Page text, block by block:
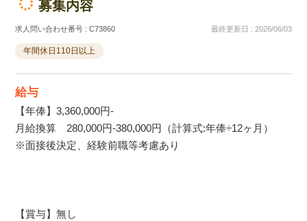
募集内容
求人問い合わせ番号 : C73860 最終更新日 : 2026/06/03
年間休日110日以上
給与
【年俸】3,360,000円‐
月給換算 280,000円‐380,000円（計算式:年俸÷12ヶ月）
※面接後決定、経験前職等考慮あり
【賞与】無し